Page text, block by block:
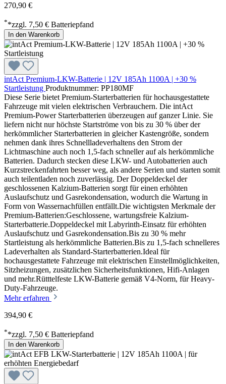
270,90 €
**zzgl. 7,50 € Batteriepfand
In den Warenkorb
intAct Premium-LKW-Batterie | 12V 185Ah 1100A | +30 %
Startleistung Produktnummer: PP180MF
Diese Serie bietet Premium-Starterbatterien für hochausgestattete
Fahrzeuge mit vielen elektrischen Verbrauchern. Die intAct
Premium-Power Starterbatterien überzeugen auf ganzer Linie. Sie
liefern nicht nur höchste Startströme von bis zu 30 % über der
herkömmlicher Starterbatterien in gleicher Kastengröße, sondern
nehmen dank ihres Schnellladeverhaltens den Strom der
Lichtmaschine auch noch 1,5-fach schneller auf als herkömmliche
Batterien. Dadurch stecken diese LKW- und Autobatterien auch
Kurzstreckenfahrten besser weg, als andere Serien und starten somit
auch teilentladen noch zuverlässig. Der Doppeldeckel der
geschlossenen Kalzium-Batterien sorgt für einen erhöhten
Auslaufschutz und Gasrekondensation, wodurch die Wartung in
Form von Wassernachfüllen entfällt.Die wichtigsten Merkmale der
Premium-Batterien:Geschlossene, wartungsfreie Kalzium-
Starterbatterie.Doppeldeckel mit Labyrinth-Einsatz für erhöhten
Auslaufschutz und Gasrekondensation.Bis zu 30 % mehr
Startleistung als herkömmliche Batterien.Bis zu 1,5-fach schnelleres
Ladeverhalten als Standard-Starterbatterien.Ideal für
hochausgestattete Fahrzeuge mit elektrischen Einstellmöglichkeiten,
Sitzheizungen, zusätzlichen Sicherheitsfunktionen, Hifi-Anlagen
und mehr.Rütttelfeste LKW-Batterie gemäß V4-Norm, für Heavy-
Duty-Fahrzeuge.
Mehr erfahren
394,90 €
**zzgl. 7,50 € Batteriepfand
In den Warenkorb